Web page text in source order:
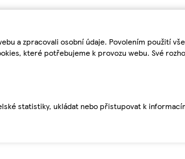
a zpracovali osobní údaje. Povolením použití
které potřebujeme k provozu webu. Své
statistiky, ukládat nebo přistupovat k